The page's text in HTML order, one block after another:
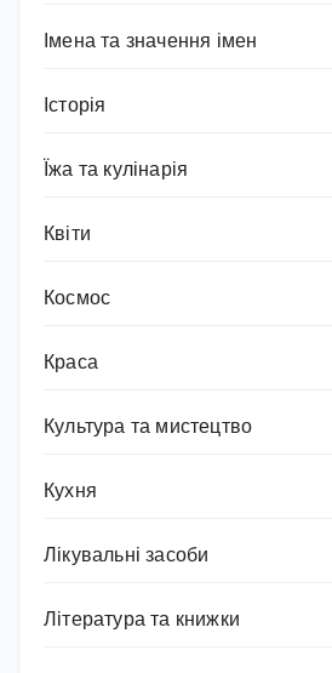
Імена та значення імен
Історія
Їжа та кулінарія
Квіти
Космос
Краса
Культура та мистецтво
Кухня
Лікувальні засоби
Література та книжки